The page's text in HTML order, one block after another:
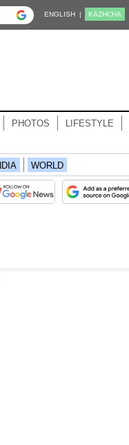
ENGLISH | KĀZHCHA
PHOTOS LIFESTYLE
WORLD